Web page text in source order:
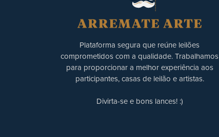
Plataforma segura que reúne leilões
comprometidos com a qualidade. Trabalhamos
para proporcionar a melhor experiência aos
participantes, casas de leilão e artistas.
Divirta-se e bons lances! :)